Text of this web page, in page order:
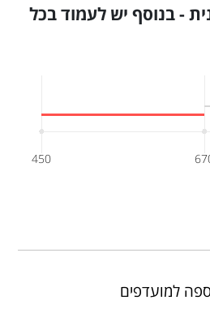
- בנוסף יש לעמוד בכל
450
למועדפים